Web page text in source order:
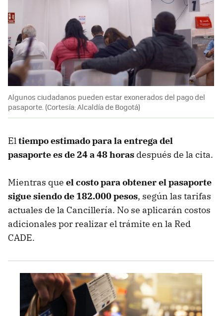
Algunos ciudadanos pueden estar exonerados del pago del
pasaporte. (Cortesía: Alcaldía de Bogotá)
Eltiempo estimado para la entrega del
pasaporte es de 24 a 48 horas después de la cita.
Mientras que el costo para obtener el pasaporte
sigue siendo de 182.000 pesos, según las tarifas
actuales de la Cancillería. No se aplicarán costos
adicionales por realizar el trámite en la Red
CADE.